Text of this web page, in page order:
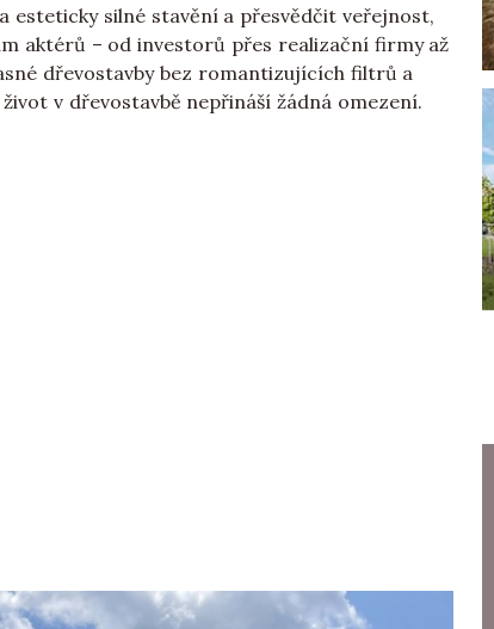
silné stavění a přesvědčit veřejnost,
aktérů – od investorů přes realizační firmy až
dřevostavby bez romantizujících filtrů a
v dřevostavbě nepřináší žádná omezení.